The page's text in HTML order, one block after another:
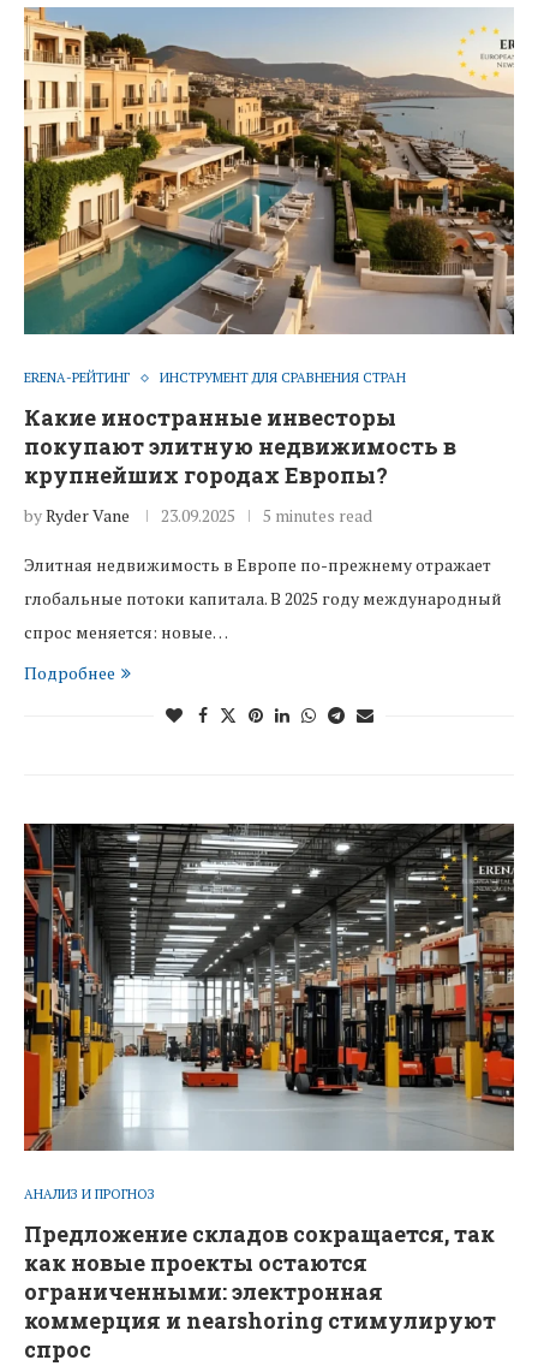
ERENA-РЕЙТИНГ ИНСТРУМЕНТ ДЛЯ СРАВНЕНИЯ СТРАН
Какие иностранные инвесторы
покупают элитную недвижимость в
крупнейших городах Европы?
byRyder Vane 23.09.2025 5 minutes read
Элитная недвижимость в Европе по-прежнему отражает
глобальные потоки капитала. В 2025 году международный
спрос меняется: новые…
Подробнее
АНАЛИЗ И ПРОГНОЗ
Предложение складов сокращается, так
как новые проекты остаются
ограниченными: электронная
коммерция и nearshoring стимулируют
спрос